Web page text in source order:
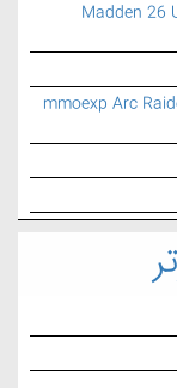
Madden 26
mmoexp Arc